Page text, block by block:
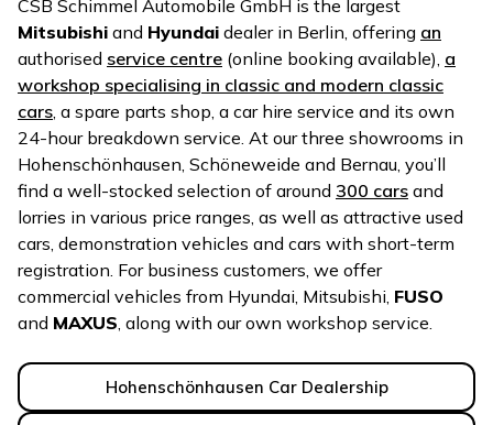
CSB Schimmel Automobile GmbH is the largest
Mitsubishi and Hyundai dealer in Berlin, offering an
authorised service centre (online booking available), a
workshop specialising in classic and modern classic
cars, a spare parts shop, a car hire service and its own
24-hour breakdown service. At our three showrooms in
Hohenschönhausen, Schöneweide and Bernau, you’ll
find a well-stocked selection of around 300 cars and
lorries in various price ranges, as well as attractive used
cars, demonstration vehicles and cars with short-term
registration. For business customers, we offer
commercial vehicles from Hyundai, Mitsubishi, FUSO
and MAXUS, along with our own workshop service.
Hohenschönhausen Car Dealership